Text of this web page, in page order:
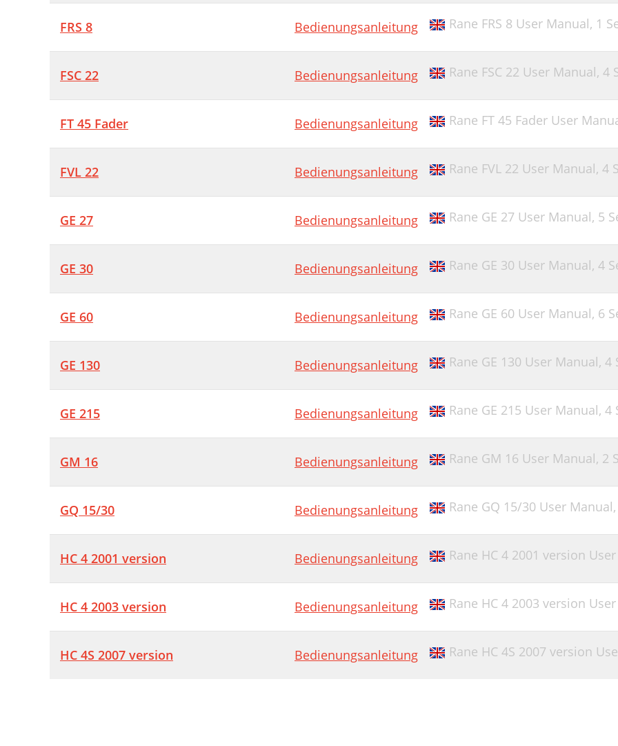
FRS 8 Bedienungsanleitung Rane FRS 8 User Manual, 1
FSC 22 Bedienungsanleitung Rane FSC 22 User Manual, 4
FT 45 Fader Bedienungsanleitung Rane FT 45 Fader User
FVL 22 Bedienungsanleitung Rane FVL 22 User Manual, 4
GE 27 Bedienungsanleitung Rane GE 27 User Manual, 5
GE 30 Bedienungsanleitung Rane GE 30 User Manual, 4
GE 60 Bedienungsanleitung Rane GE 60 User Manual, 6
GE 130 Bedienungsanleitung Rane GE 130 User Manual, 4
GE 215 Bedienungsanleitung Rane GE 215 User Manual, 4
GM 16 Bedienungsanleitung Rane GM 16 User Manual, 2
GQ 15/30 Bedienungsanleitung Rane GQ 15/30 User Manual,
HC 4 2001 version Bedienungsanleitung Rane HC 4 2001 version
HC 4 2003 version Bedienungsanleitung Rane HC 4 2003 version
HC 4S 2007 version Bedienungsanleitung Rane HC 4S 2007 version